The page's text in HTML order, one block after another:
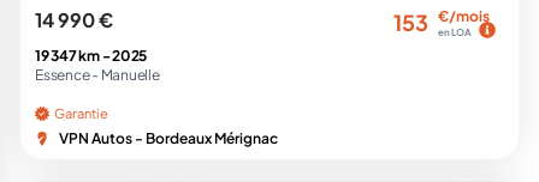
14 990 € 153 €/mois
en LOA
19 347 km -2025
Essence - Manuelle
Garantie
VPN Autos - Bordeaux Mérignac